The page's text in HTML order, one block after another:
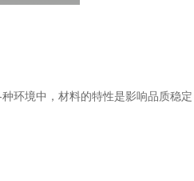
环境中，材料的特性是影响品质稳定